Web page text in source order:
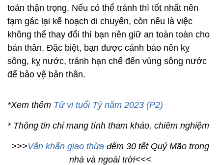
toán thận trọng. Nếu có thể tránh thì tốt nhất nên
tạm gác lại kế hoạch di chuyển, còn nếu là việc
không thể thay đổi thì bạn nên giữ an toàn toàn cho
bản thân. Đặc biệt, bạn được cảnh báo nên kỵ
sông, kỵ nước, tránh hạn chế đến vùng sông nước
để bảo vệ bản thân.
*Xem thêm Tử vi tuổi Tý năm 2023 (P2)
* Thông tin chỉ mang tính tham khảo, chiêm nghiệm
>>>Văn khấn giao thừa đêm 30 tết Quý Mão trong
nhà và ngoài trời<<<